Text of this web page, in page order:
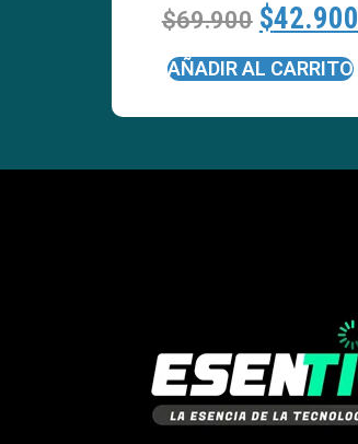
$69.900 $42.900
AÑADIR AL CARRITO